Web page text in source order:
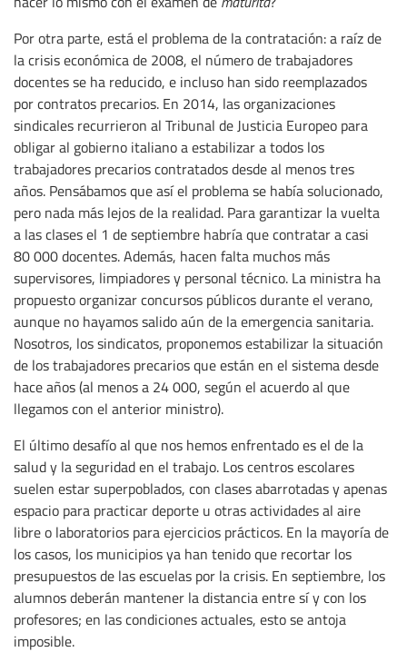
Por otra parte, está el problema de la contratación: a raíz de
la crisis económica de 2008, el número de trabajadores
docentes se ha reducido, e incluso han sido reemplazados
por contratos precarios. En 2014, las organizaciones
sindicales recurrieron al Tribunal de Justicia Europeo para
obligar al gobierno italiano a estabilizar a todos los
trabajadores precarios contratados desde al menos tres
años. Pensábamos que así el problema se había solucionado,
pero nada más lejos de la realidad. Para garantizar la vuelta
a las clases el 1 de septiembre habría que contratar a casi
80 000 docentes. Además, hacen falta muchos más
supervisores, limpiadores y personal técnico. La ministra ha
propuesto organizar concursos públicos durante el verano,
aunque no hayamos salido aún de la emergencia sanitaria.
Nosotros, los sindicatos, proponemos estabilizar la situación
de los trabajadores precarios que están en el sistema desde
hace años (al menos a 24 000, según el acuerdo al que
llegamos con el anterior ministro).
El último desafío al que nos hemos enfrentado es el de la
salud y la seguridad en el trabajo. Los centros escolares
suelen estar superpoblados, con clases abarrotadas y apenas
espacio para practicar deporte u otras actividades al aire
libre o laboratorios para ejercicios prácticos. En la mayoría de
los casos, los municipios ya han tenido que recortar los
presupuestos de las escuelas por la crisis. En septiembre, los
alumnos deberán mantener la distancia entre sí y con los
profesores; en las condiciones actuales, esto se antoja
imposible.